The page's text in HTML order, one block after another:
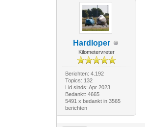
Hardloper
Kilometervreter
Berichten: 4.192
Topics: 132
Lid sinds: Apr 2023
Bedankt: 4665
5491 x bedankt in 3565
berichten